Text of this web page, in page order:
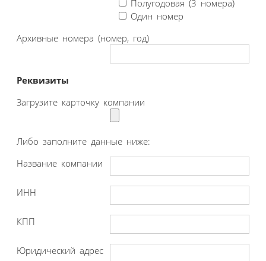
Полугодовая (3 номера)
Один номер
Архивные номера (номер, год)
Реквизиты
Загрузите карточку компании
Либо заполните данные ниже:
Название компании
ИНН
КПП
Юридический адрес